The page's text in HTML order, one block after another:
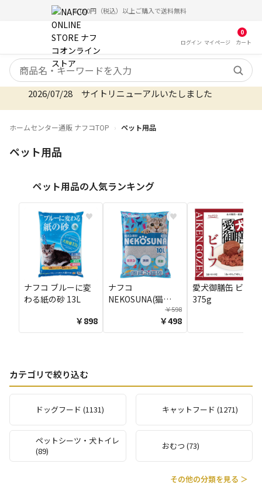
5,000円（税込）以上ご購入で送料無料
ログイン マイ ページ
0
カート
検索キーワード
2026/08/06 オンラインストア お盆期間のご注文・配送
ホームセンター通販 ナフコTOP ペット用品
ペット用品
ペット用品の人気ランキング
♥
ナフコ ブルーに変
わる紙の砂 13L
￥898
♥
ナフコ
NEKOSUNA(猫
￥598
￥498
愛犬御膳缶 ビーフ
375g
カテゴリで絞り込む
ドッグフード (1131) キャットフード (1271)
ペットシーツ・犬トイレ
(89)
おむつ (73)
その他の分類を見る ＞